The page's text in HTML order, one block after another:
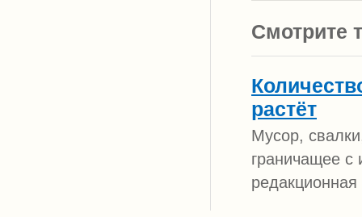
Смотрите
растёт
Мусор,
граничащее с